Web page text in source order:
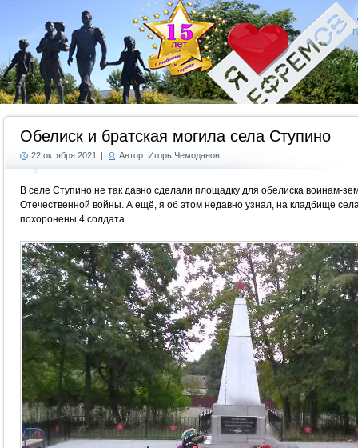
Обелиск и братская могила села Ступино
22 октября 2021 | Автор: Игорь Чемоданов
В селе Ступино не так давно сделали площадку для обелиска воинам-
Отечественной войны. А ещё, я об этом недавно узнал, на кладбище села
похоронены 4 солдата.